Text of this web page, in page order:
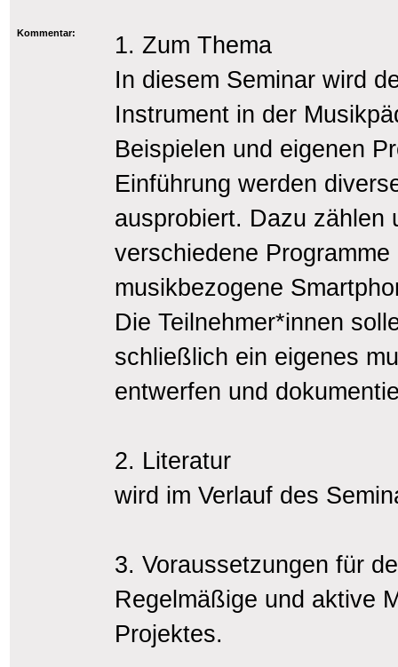
Kommentar:
1. Zum Thema
In diesem Seminar wird
Instrument in der
Beispielen und eigenen
Einführung werden
ausprobiert. Dazu zählen
verschiedene
musikbezogene
Die Teilnehmer*innen
schließlich ein eigenes
entwerfen und
2. Literatur
wird im Verlauf des
3. Voraussetzungen für
Regelmäßige und aktive
Projektes.